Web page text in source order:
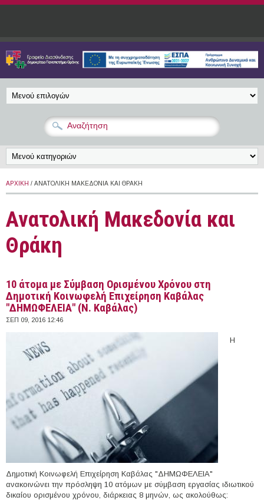
Παράκαμψη προς το κυρίως περιεχόμενο
ΑΡΧΙΚΉ / ΑΝΑΤΟΛΙΚΉ ΜΑΚΕΔΟΝΊΑ ΚΑΙ ΘΡΆΚΗ
Ανατολική Μακεδονία και
Θράκη
10 άτομα με Σύμβαση Ορισμένου Χρόνου στη
Δημοτική Κοινωφελή Επιχείρηση Καβάλας
"ΔΗΜΩΦΕΛΕΙΑ" (Ν. Καβάλας)
ΣΕΠ 09, 2016 12:46
Η
Δημοτική Κοινωφελή Επιχείρηση Καβάλας "ΔΗΜΩΦΕΛΕΙΑ"
ανακοινώνει την πρόσληψη 10 ατόμων με σύμβαση εργασίας ιδιωτικού
δικαίου ορισμένου χρόνου, διάρκειας 8 μηνών, ως ακολούθως: